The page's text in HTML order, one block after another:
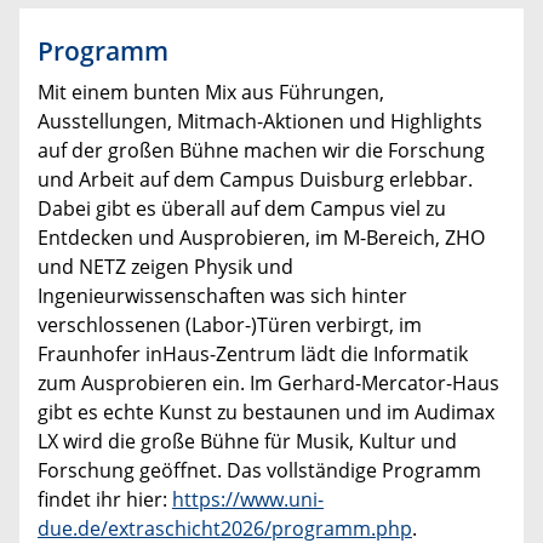
Programm
Mit einem bunten Mix aus Führungen,
Ausstellungen, Mitmach-Aktionen und Highlights
auf der großen Bühne machen wir die Forschung
und Arbeit auf dem Campus Duisburg erlebbar.
Dabei gibt es überall auf dem Campus viel zu
Entdecken und Ausprobieren, im M-Bereich, ZHO
und NETZ zeigen Physik und
Ingenieurwissenschaften was sich hinter
verschlossenen (Labor-)Türen verbirgt, im
Fraunhofer inHaus-Zentrum lädt die Informatik
zum Ausprobieren ein. Im Gerhard-Mercator-Haus
gibt es echte Kunst zu bestaunen und im Audimax
LX wird die große Bühne für Musik, Kultur und
Forschung geöffnet. Das vollständige Programm
findet ihr hier: https://www.uni-
due.de/extraschicht2026/programm.php.